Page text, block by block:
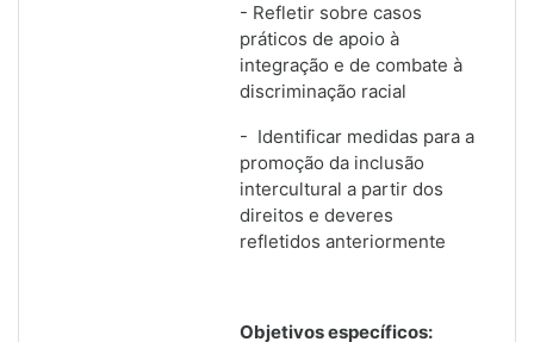
- Refletir sobre casos
práticos de apoio à
integração e de combate à
discriminação racial
- Identificar medidas para a
promoção da inclusão
intercultural a partir dos
direitos e deveres
refletidos anteriormente
Objetivos específicos: